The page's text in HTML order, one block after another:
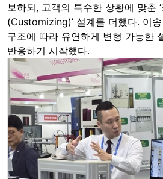
보하되, 고객의 특수한 상황에 맞춘
(Customizing)’ 설계를 더했다. 이
구조에 따라 유연하게 변형 가능한
반응하기 시작했다.